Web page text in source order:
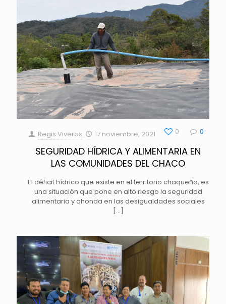
Regis Viveros 17 noviembre, 2021 0 0
SEGURIDAD HÍDRICA Y ALIMENTARIA EN
LAS COMUNIDADES DEL CHACO
El déficit hídrico que existe en el territorio chaqueño, es
una situación que pone en alto riesgo la seguridad
alimentaria y ahonda en las desigualdades sociales
[…]